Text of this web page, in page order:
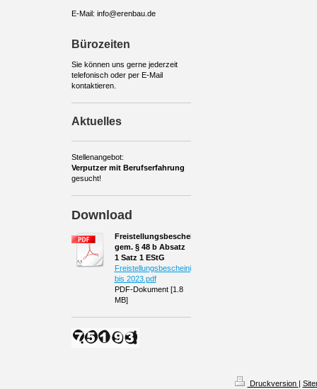
E-Mail: info@erenbau.de
Bürozeiten
Sie können uns gerne jederzeit
telefonisch oder per E-Mail
kontaktieren.
Aktuelles
Stellenangebot:
Verputzer mit Berufserfahrung
gesucht!
Download
Freistellungsbescheinigung
gem. § 48 b Absatz
1 Satz 1 EStG
Freistellungsbescheinigung
bis 2023.pdf
PDF-Dokument [1.8
MB]
Druckversion |